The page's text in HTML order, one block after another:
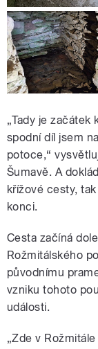
„Tady je začátek
spodní díl jsem
potoce,“
Šumavě. A
křížové cesty,
konci.
Cesta začíná
Rožmitálského
původnímu
vzniku tohoto
události.
„Zde v